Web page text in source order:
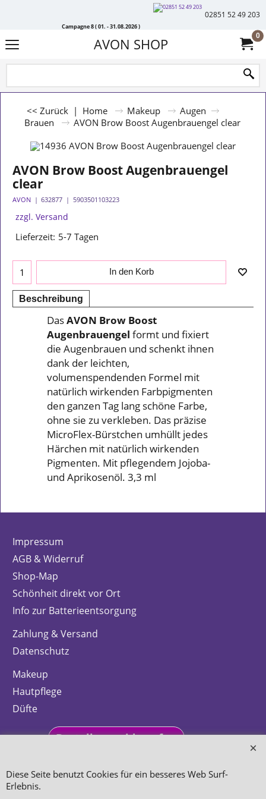
Campagne 8 ( 01. - 31.08.2026 )
02851 52 49 203
AVON SHOP 0
<< Zurück | Home Makeup
Augen
Brauen
AVON Brow Boost Augenbrauengel clear
AVON Brow Boost Augenbrauengel
clear
AVON 632877 5903501103223
zzgl. Versand
Lieferzeit: 5-7 Tagen
In den Korb
Beschreibung
DasAVON Brow Boost
Augenbrauengel formt und fixiert
die Augenbrauen und schenkt ihnen
dank der leichten,
volumenspendenden Formel mit
natürlich wirkenden Farbpigmenten
den ganzen Tag lang schöne Farbe,
ohne sie zu verkleben. Das präzise
MicroFlex-Bürstchen umhüllt jedes
Härchen mit natürlich wirkenden
Pigmenten. Mit pflegendem Jojoba-
und Aprikosenöl. 3,3 ml
Impressum
AGB & Widerruf
Shop-Map
Schönheit direkt vor Ort
Info zur Batterieentsorgung
Zahlung & Versand
Datenschutz
Makeup
Hautpflege
Düfte
Bestellung widerrufen
Diese Seite benutzt Cookies für ein besseres Web Surf-
Erlebnis.